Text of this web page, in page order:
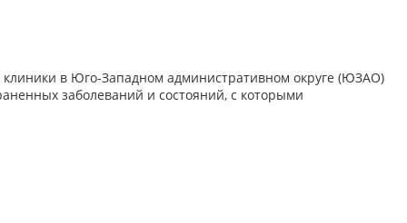
клиники в Юго-Западном административном округе (ЮЗАО)
заболеваний и состояний, с которыми